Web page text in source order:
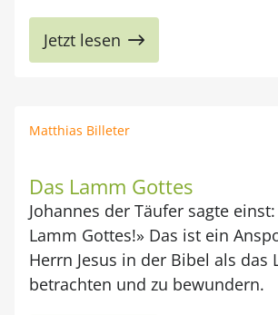
Jetzt lesen
Matthias Billeter
Das Lamm Gottes
Johannes der Täufer sagte
Lamm Gottes!» Das ist ein
Herrn Jesus in der Bibel als das
betrachten und zu bewundern.